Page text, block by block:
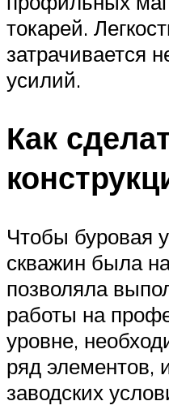
токарей.
затрачивается
усилий.
Как
Чтобы буровая
скважин была
позволяла
работы на
уровне,
ряд элементов,
заводских